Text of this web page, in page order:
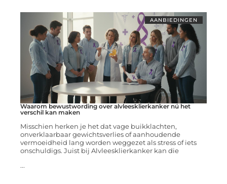
AANBIEDINGEN
Waarom bewustwording over alvleesklierkanker nú het
verschil kan maken
Misschien herken je het dat vage buikklachten,
onverklaarbaar gewichtsverlies of aanhoudende
vermoeidheid lang worden weggezet als stress of iets
onschuldigs. Juist bij Alvleesklierkanker kan die
...